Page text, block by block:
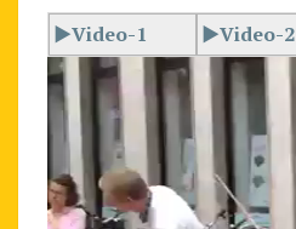
O
3
►Video-1 ►Video-2